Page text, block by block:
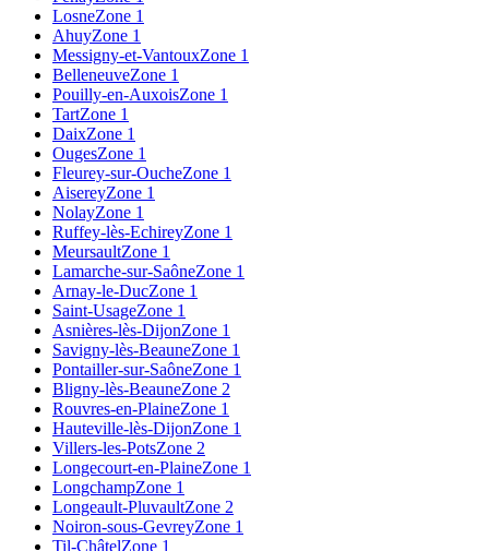
LosneZone 1
AhuyZone 1
Messigny-et-VantouxZone 1
BelleneuveZone 1
Pouilly-en-AuxoisZone 1
TartZone 1
DaixZone 1
OugesZone 1
Fleurey-sur-OucheZone 1
AisereyZone 1
NolayZone 1
Ruffey-lès-EchireyZone 1
MeursaultZone 1
Lamarche-sur-SaôneZone 1
Arnay-le-DucZone 1
Saint-UsageZone 1
Asnières-lès-DijonZone 1
Savigny-lès-BeauneZone 1
Pontailler-sur-SaôneZone 1
Bligny-lès-BeauneZone 2
Rouvres-en-PlaineZone 1
Hauteville-lès-DijonZone 1
Villers-les-PotsZone 2
Longecourt-en-PlaineZone 1
LongchampZone 1
Longeault-PluvaultZone 2
Noiron-sous-GevreyZone 1
Til-ChâtelZone 1